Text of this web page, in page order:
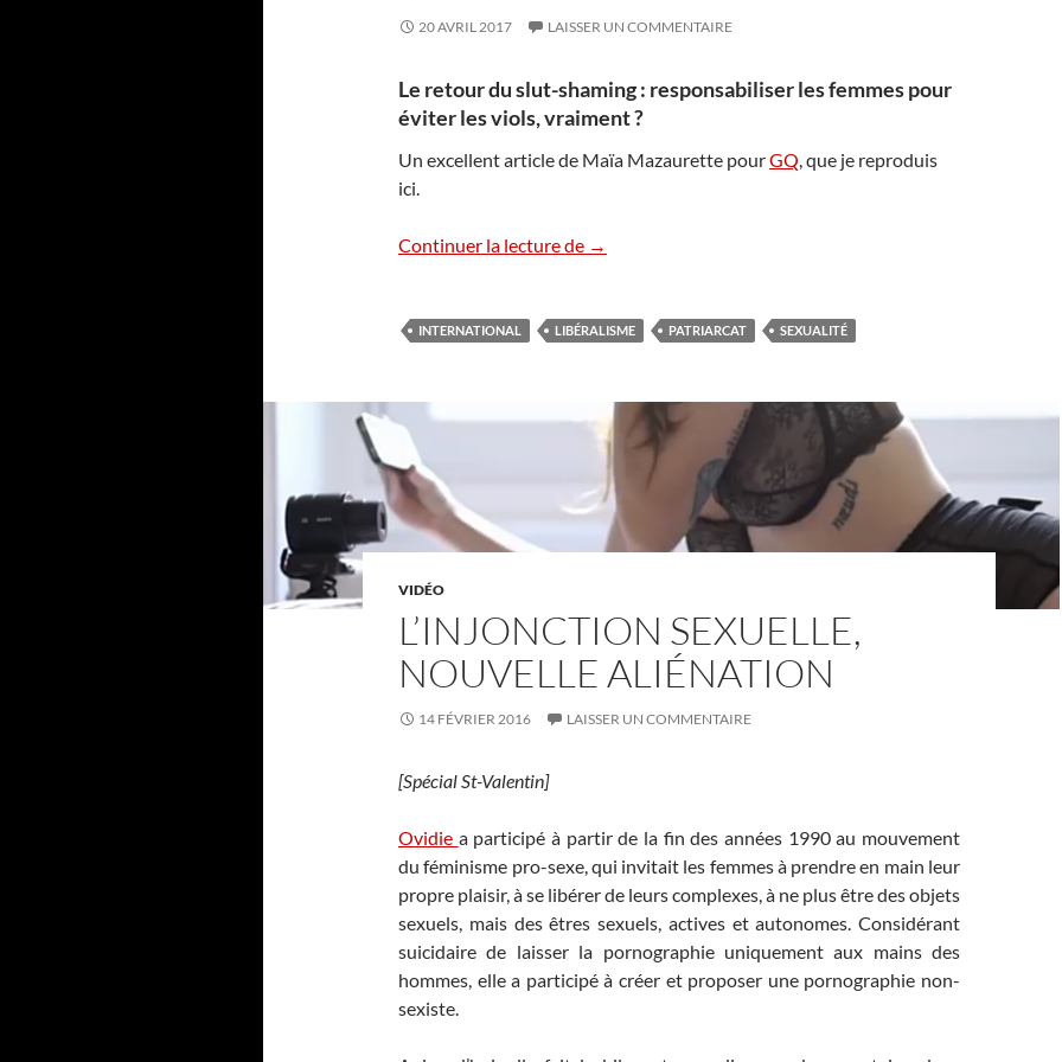
20 AVRIL 2017 LAISSER UN COMMENTAIRE
Le retour du slut-shaming : responsabiliser les femmes pour
éviter les viols, vraiment ?
Un excellent article de Maïa Mazaurette pourGQ, que je reproduis
ici.
Continuer la lecture de Entre féminisme libertarien et paternalisme, slut-shaming
→
INTERNATIONAL LIBÉRALISME PATRIARCAT SEXUALITÉ
VIDÉO
L’INJONCTION SEXUELLE,
NOUVELLE ALIÉNATION
14 FÉVRIER 2016 LAISSER UN COMMENTAIRE
[Spécial St-Valentin]
Ovidie a participé à partir de la fin des années 1990 au mouvement
du féminisme pro-sexe, qui invitait les femmes à prendre en main leur
propre plaisir, à se libérer de leurs complexes, à ne plus être des objets
sexuels, mais des êtres sexuels, actives et autonomes. Considérant
suicidaire de laisser la pornographie uniquement aux mains des
hommes, elle a participé à créer et proposer une pornographie non-
sexiste.